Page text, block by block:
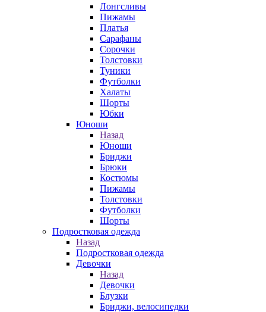
Лонгсливы
Пижамы
Платья
Сарафаны
Сорочки
Толстовки
Туники
Футболки
Халаты
Шорты
Юбки
Юноши
Назад
Юноши
Бриджи
Брюки
Костюмы
Пижамы
Толстовки
Футболки
Шорты
Подростковая одежда
Назад
Подростковая одежда
Девочки
Назад
Девочки
Блузки
Бриджи, велосипедки